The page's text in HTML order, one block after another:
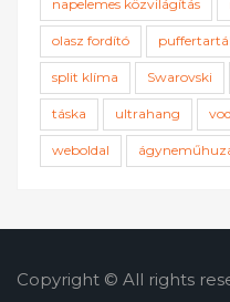
napelemes közvilágítás
olasz fordító
split klíma Swarovski
táska ultrahang
weboldal
Copyright © All rights